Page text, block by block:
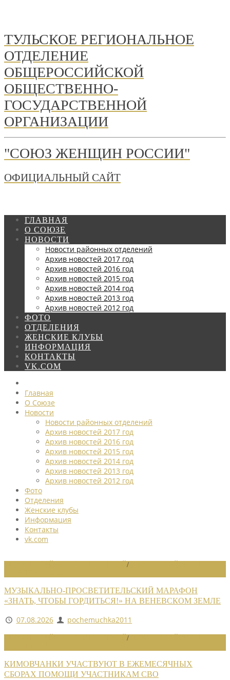
ТУЛЬСКОЕ РЕГИОНАЛЬНОЕ
ОТДЕЛЕНИЕ
ОБЩЕРОССИЙСКОЙ
ОБЩЕСТВЕННО-
ГОСУДАРСТВЕННОЙ
ОРГАНИЗАЦИИ
"СОЮЗ ЖЕНЩИН РОССИИ"
ОФИЦИАЛЬНЫЙ САЙТ
ГЛАВНАЯ
О СОЮЗЕ
НОВОСТИ
Новости районных отделений
Архив новостей 2017 год
Архив новостей 2016 год
Архив новостей 2015 год
Архив новостей 2014 год
Архив новостей 2013 год
Архив новостей 2012 год
ФОТО
ОТДЕЛЕНИЯ
ЖЕНСКИЕ КЛУБЫ
ИНФОРМАЦИЯ
КОНТАКТЫ
VK.COM
Главная
О Союзе
Новости
Новости районных отделений
Архив новостей 2017 год
Архив новостей 2016 год
Архив новостей 2015 год
Архив новостей 2014 год
Архив новостей 2013 год
Архив новостей 2012 год
Фото
Отделения
Женские клубы
Информация
Контакты
vk.com
/
МУЗЫКАЛЬНО-ПРОСВЕТИТЕЛЬСКИЙ МАРАФОН
«ЗНАТЬ, ЧТОБЫ ГОРДИТЬСЯ!» НА ВЕНЕВСКОМ ЗЕМЛЕ
07.08.2026
pochemuchka2011
/
КИМОВЧАНКИ УЧАСТВУЮТ В ЕЖЕМЕСЯЧНЫХ
СБОРАХ ПОМОЩИ УЧАСТНИКАМ СВО